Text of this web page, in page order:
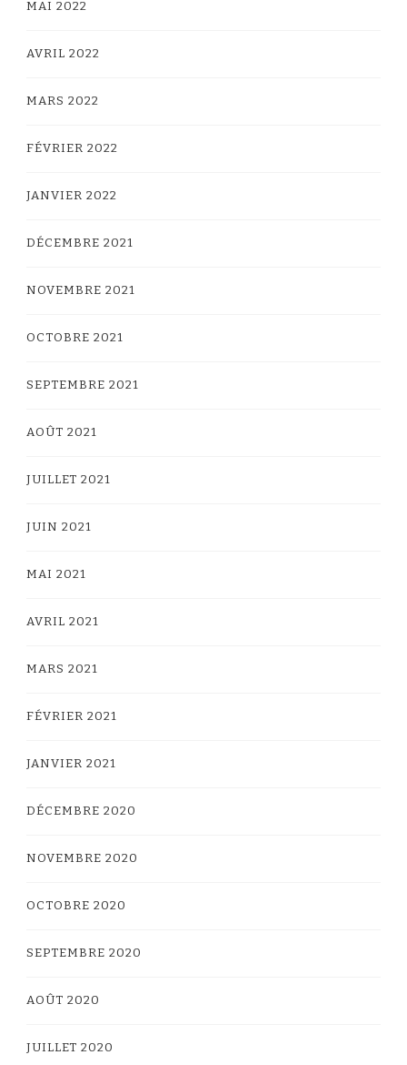
MAI 2022
AVRIL 2022
MARS 2022
FÉVRIER 2022
JANVIER 2022
DÉCEMBRE 2021
NOVEMBRE 2021
OCTOBRE 2021
SEPTEMBRE 2021
AOÛT 2021
JUILLET 2021
JUIN 2021
MAI 2021
AVRIL 2021
MARS 2021
FÉVRIER 2021
JANVIER 2021
DÉCEMBRE 2020
NOVEMBRE 2020
OCTOBRE 2020
SEPTEMBRE 2020
AOÛT 2020
JUILLET 2020